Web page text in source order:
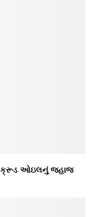
ક્રૂડ ઓઇલનું જહાજ